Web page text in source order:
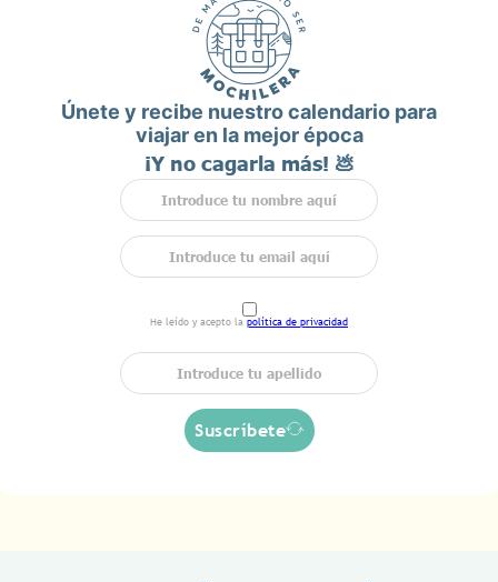
Únete y recibe nuestro calendario para
viajar en la mejor época
¡Y no cagarla más! 💩
He leído y acepto la política de privacidad
Suscríbete